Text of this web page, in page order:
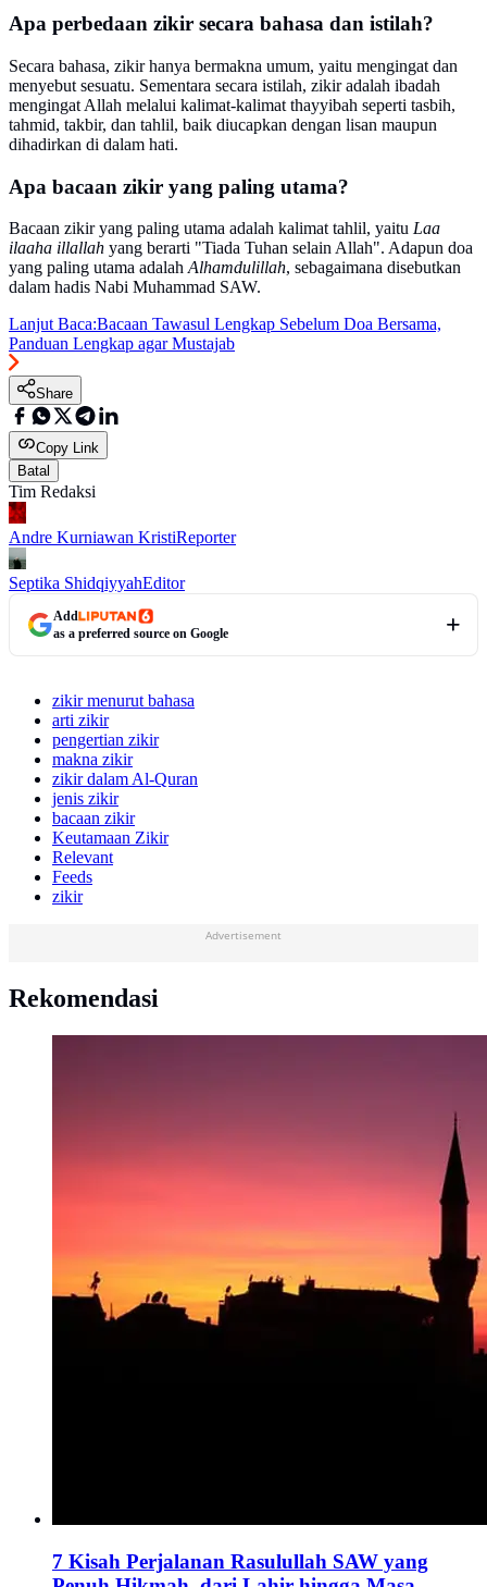
Apa perbedaan zikir secara bahasa dan istilah?
Secara bahasa, zikir hanya bermakna umum, yaitu mengingat dan
menyebut sesuatu. Sementara secara istilah, zikir adalah ibadah
mengingat Allah melalui kalimat-kalimat thayyibah seperti tasbih,
tahmid, takbir, dan tahlil, baik diucapkan dengan lisan maupun
dihadirkan di dalam hati.
Apa bacaan zikir yang paling utama?
Bacaan zikir yang paling utama adalah kalimat tahlil, yaitu Laa
ilaaha illallah yang berarti "Tiada Tuhan selain Allah". Adapun doa
yang paling utama adalah Alhamdulillah, sebagaimana disebutkan
dalam hadis Nabi Muhammad SAW.
Lanjut Baca:Bacaan Tawasul Lengkap Sebelum Doa Bersama,
Panduan Lengkap agar Mustajab
Share
Copy Link
Batal
Tim Redaksi
Andre Kurniawan KristiReporter
Septika ShidqiyyahEditor
Add
as a preferred source on Google
zikir menurut bahasa
arti zikir
pengertian zikir
makna zikir
zikir dalam Al-Quran
jenis zikir
bacaan zikir
Keutamaan Zikir
Relevant
Feeds
zikir
Advertisement
Rekomendasi
7 Kisah Perjalanan Rasulullah SAW yang